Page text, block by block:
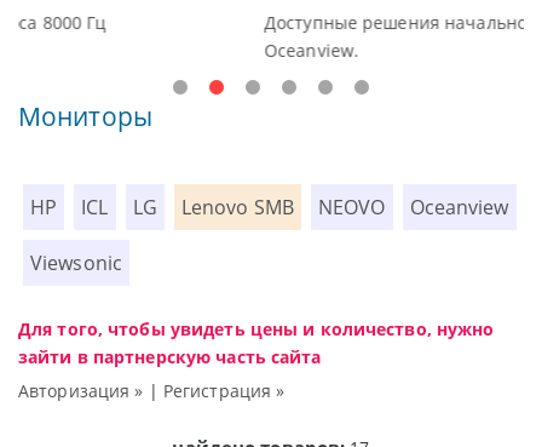
Доступные решения начального уровня, новые
Мониторы
HP ICL LG Lenovo SMB NEOVO Oceanview
Viewsonic
Для того, чтобы увидеть цены и количество, нужно
зайти в партнерскую часть сайта
Авторизация » | Регистрация »